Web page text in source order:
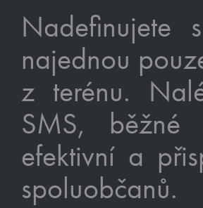
Nadefinujete
najednou
z terénu.
SMS, běžné
efektivní a
spoluobčanů.